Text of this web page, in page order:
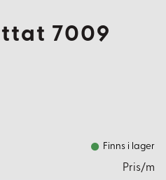
7009
Finns i lager
Pris/m